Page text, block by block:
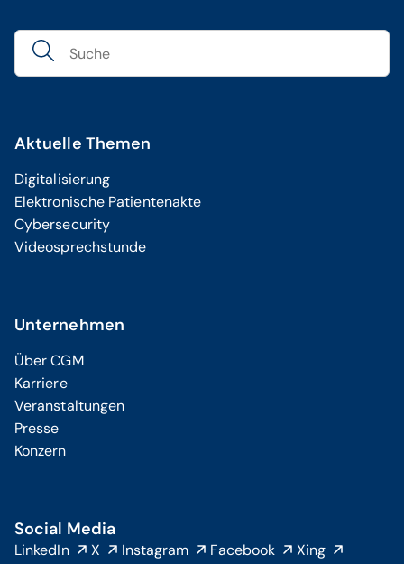
Aktuelle Themen
Digitalisierung
Elektronische Patientenakte
Cybersecurity
Videosprechstunde
Unternehmen
Über CGM
Karriere
Veranstaltungen
Presse
Konzern
Social Media
LinkedIn X Instagram Facebook Xing